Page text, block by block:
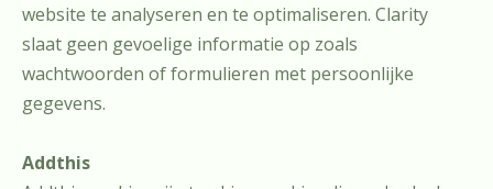
website te analyseren en te optimaliseren. Clarity
slaat geen gevoelige informatie op zoals
wachtwoorden of formulieren met persoonlijke
gegevens.
Addthis